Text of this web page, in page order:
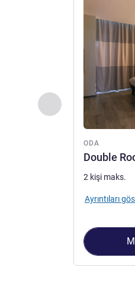
Önceki - Oda
ODA
Double
2 kişi maks.
Ayrıntıları